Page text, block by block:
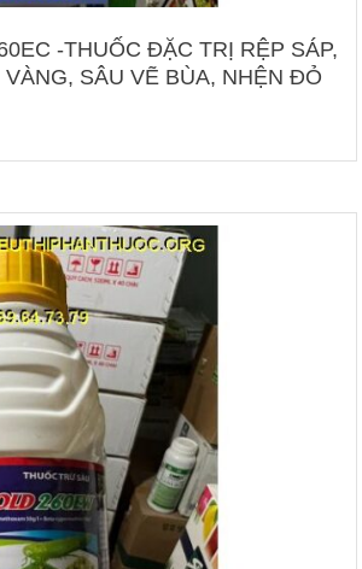
-THUỐC ĐẶC TRỊ RỆP SÁP,
VÀNG, SÂU VẼ BÙA, NHỆN ĐỎ